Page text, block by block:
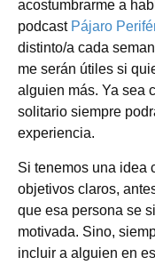
acostumbrarme a
podcast Pájaro
distinto/a cada
me serán útiles si
alguien más. Ya sea
solitario siempre
experiencia.
Si tenemos una idea
objetivos claros,
que esa persona se
motivada. Sino,
incluir a alguien en